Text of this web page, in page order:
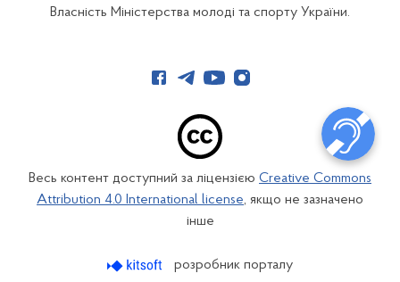
Власність Міністерства молоді та спорту України.
Весь контент доступний за ліцензією Creative Commons
Attribution 4.0 International license, якщо не зазначено
інше
розробник порталу